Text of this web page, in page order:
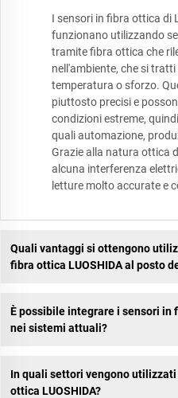
I sensori in fibra ottica di
funzionano utilizzando
tramite fibra ottica che
nell'ambiente, che si tratti
temperatura o sforzo.
piuttosto precisi e
condizioni estreme,
quali automazione,
Grazie alla natura ottica
alcuna interferenza
letture molto accurate e
Quali vantaggi si ottengono
fibra ottica LUOSHIDA al posto
È possibile integrare i sensori in
nei sistemi attuali?
In quali settori vengono
ottica LUOSHIDA?